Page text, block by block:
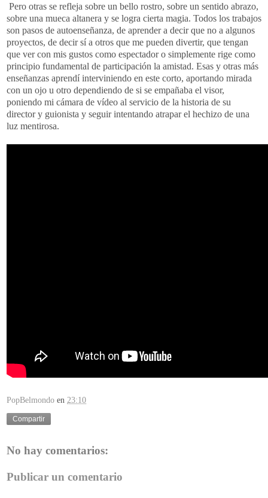
Pero otras se refleja sobre un bello rostro, sobre un sentido abrazo,
sobre una mueca altanera y se logra cierta magia. Todos los trabajos
son pasos de autoenseñanza, de aprender a decir que no a algunos
proyectos, de decir sí a otros que me pueden divertir, que tengan
que ver con mis gustos como espectador o simplemente rige como
principio fundamental de participación la amistad. Esas y otras más
enseñanzas aprendí interviniendo en este corto, aportando mirada
con un ojo u otro dependiendo de si se empañaba el visor,
poniendo mi cámara de vídeo al servicio de la historia de su
director y guionista y seguir intentando atrapar el hechizo de una
luz mentirosa.
PopBelmondo en 23:10
Compartir
No hay comentarios:
Publicar un comentario